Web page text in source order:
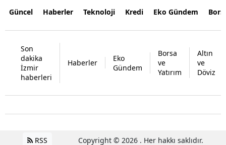
Güncel Haberler Teknoloji Kredi Eko Gündem
Son
dakika
İzmir
haberleri
Haberler
Eko
Gündem
Borsa
ve
Yatırım
Altın
ve
Döviz
RSS Copyright © 2026 . Her hakkı saklıdır.